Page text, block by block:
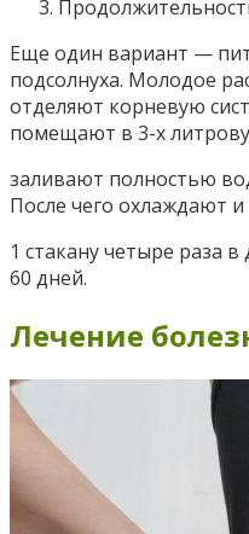
Еще один вариант —
подсолнуха. Молодое
отделяют корневую
помещают в 3-х
заливают полностью
После чего охлаждают
1 стакану четыре раза
60 дней.
Лечение